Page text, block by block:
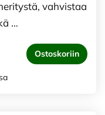
vahvistaa
…
Ostoskoriin